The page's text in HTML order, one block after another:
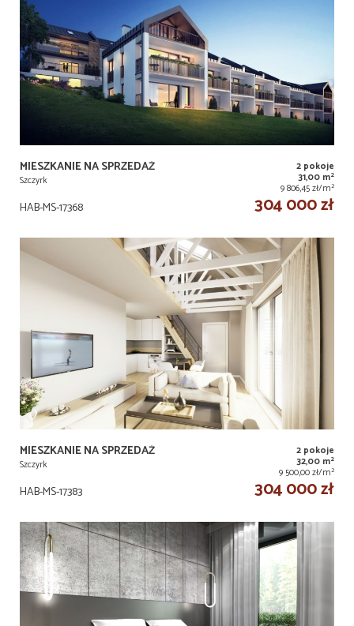
MIESZKANIE NA SPRZEDAŻ
Szczyrk
2 pokoje
31,00 m2
9 806,45 zł/m2
HAB-MS-17368 304 000 zł
MIESZKANIE NA SPRZEDAŻ
Szczyrk
2 pokoje
32,00 m2
9 500,00 zł/m2
HAB-MS-17383 304 000 zł